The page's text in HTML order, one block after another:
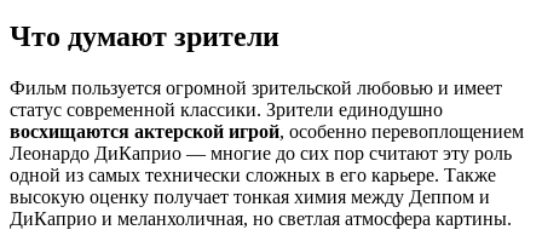
Что думают зрители
Фильм пользуется огромной зрительской любовью и имеет
статус современной классики. Зрители единодушно
восхищаются актерской игрой, особенно перевоплощением
Леонардо ДиКаприо — многие до сих пор считают эту роль
одной из самых технически сложных в его карьере. Также
высокую оценку получает тонкая химия между Деппом и
ДиКаприо и меланхоличная, но светлая атмосфера картины.